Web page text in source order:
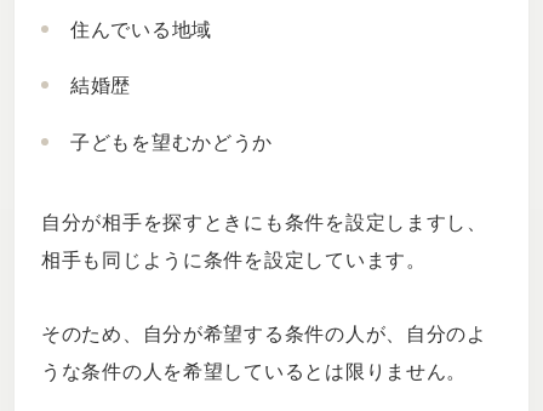
住んでいる地域
結婚歴
子どもを望むかどうか
自分が相手を探すときにも条件を設定しますし、
相手も同じように条件を設定しています。
そのため、自分が希望する条件の人が、自分のよ
うな条件の人を希望しているとは限りません。